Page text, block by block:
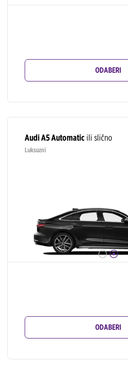
ODABERI
Audi A5 Automatic ili slično
Luksuzni
ODABERI